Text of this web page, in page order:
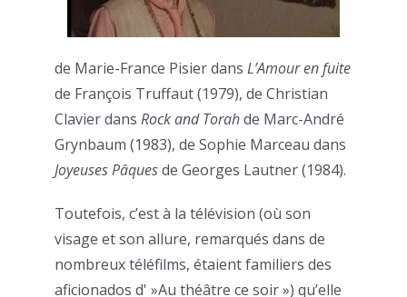
de Marie-France Pisier dans L’Amour en fuite
de François Truffaut (1979), de Christian
Clavier dans Rock and Torahde Marc-André
Grynbaum (1983), de Sophie Marceau dans
Joyeuses Pâquesde Georges Lautner (1984).
Toutefois, c’est à la télévision (où son
visage et son allure, remarqués dans de
nombreux téléfilms, étaient familiers des
aficionados d' »Au théâtre ce soir ») qu’elle